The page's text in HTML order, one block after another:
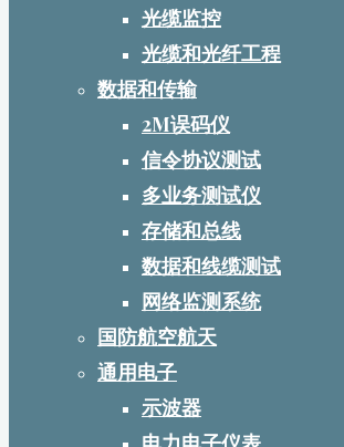
光缆监控
光缆和光纤工程
数据和传输
2M误码仪
信令协议测试
多业务测试仪
存储和总线
数据和线缆测试
网络监测系统
国防航空航天
通用电子
示波器